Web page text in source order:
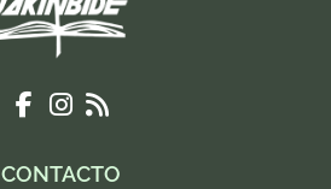
CONTACTO